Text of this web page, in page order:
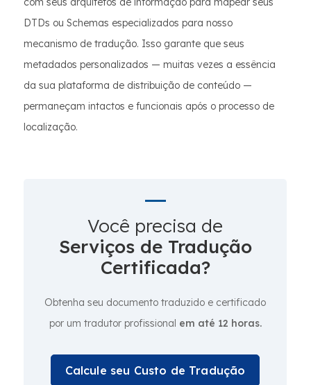
DTDs ou Schemas especializados para nosso
mecanismo de tradução. Isso garante que seus
metadados personalizados — muitas vezes a essência
da sua plataforma de distribuição de conteúdo —
permaneçam intactos e funcionais após o processo de
localização.
Você precisa de
Serviços de Tradução
Certificada?
Obtenha seu documento traduzido e certificado
por um tradutor profissional em até 12 horas.
Calcule seu Custo de Tradução